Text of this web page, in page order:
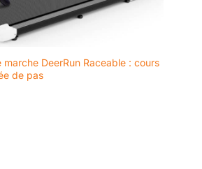
DeerRun Raceable : cours
de pas